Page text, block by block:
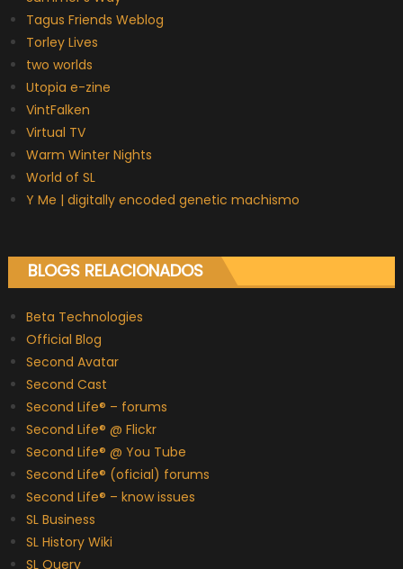
Tagus Friends Weblog
Torley Lives
two worlds
Utopia e-zine
VintFalken
Virtual TV
Warm Winter Nights
World of SL
Y Me | digitally encoded genetic machismo
BLOGS RELACIONADOS
Beta Technologies
Official Blog
Second Avatar
Second Cast
Second Life® – forums
Second Life® @ Flickr
Second Life® @ You Tube
Second Life® (oficial) forums
Second Life® – know issues
SL Business
SL History Wiki
SL Query